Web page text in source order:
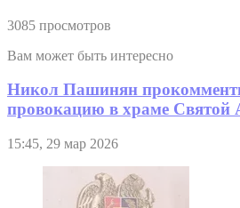
3085 просмотров
Вам может быть интересно
Никол Пашинян
провокацию в храме
15:45, 29 мар 2026